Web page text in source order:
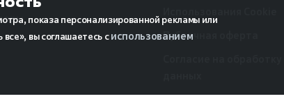
Публичная оферта
Согласие на
Рекламная рассылка
показа персонализированной рекламы или
вы соглашаетесь сиспользованием